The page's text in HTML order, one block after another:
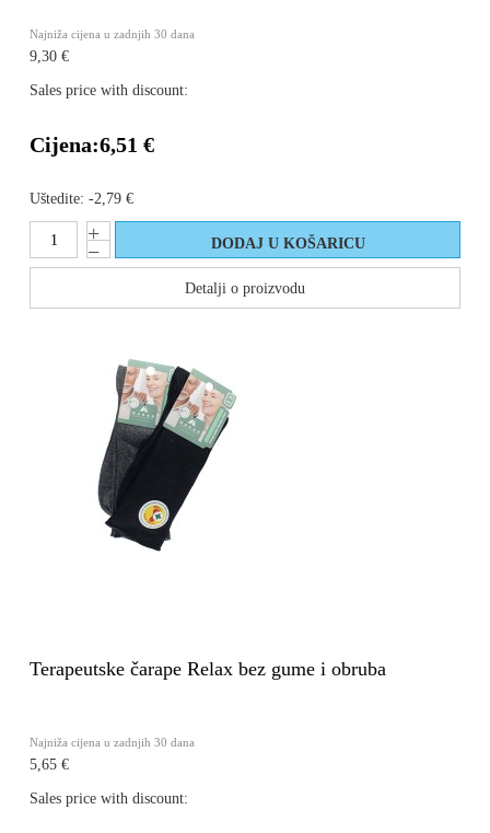
Najniža cijena u zadnjih 30 dana
9,30 €
Sales price with discount:
Cijena:6,51 €
Uštedite: -2,79 €
Detalji o proizvodu
Terapeutske čarape Relax bez gume i obruba
Najniža cijena u zadnjih 30 dana
5,65 €
Sales price with discount: